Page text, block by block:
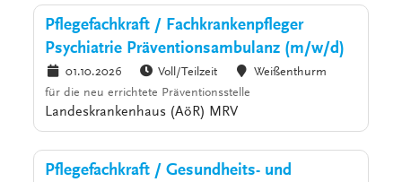
Pflegefachkraft / Fachkrankenpfleger
Psychiatrie Präventionsambulanz (m/w/d)
01.10.2026 Voll/Teilzeit
Weißenthurm
für die neu errichtete Präventionsstelle
Landeskrankenhaus (AöR) MRV
Pflegefachkraft / Gesundheits- und